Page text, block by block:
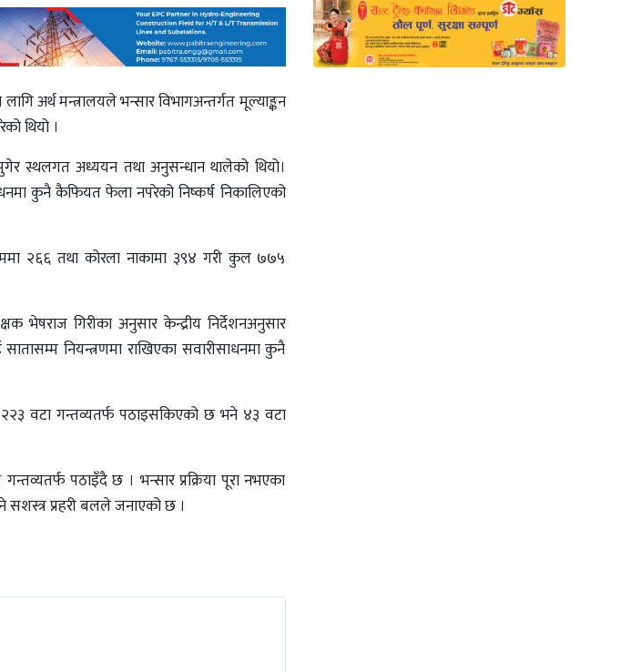
अर्थ मन्त्रालयले भन्सार विभागअन्तर्गत मूल्याङ्कन
थियो ।
स्थलगत अध्ययन तथा अनुसन्धान थालेको थियो।
कुनै कैफियत फेला नपरेको निष्कर्ष निकालिएको
२६६ तथा कोरला नाकामा ३९४ गरी कुल ७७५
भेषराज गिरीका अनुसार केन्द्रीय निर्देशनअनुसार
नियन्त्रणमा राखिएका सवारीसाधनमा कुनै
वटा गन्तव्यतर्फ पठाइसकिएको छ भने ४३ वटा
पठाइँदै छ । भन्सार प्रक्रिया पूरा नभएका
प्रहरी बलले जनाएको छ ।